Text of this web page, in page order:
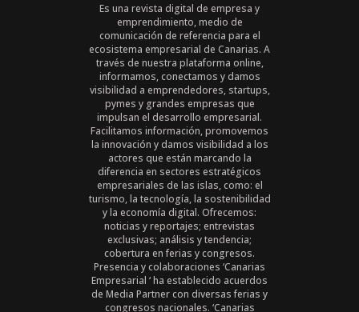
Es una revista digital de empresa y
emprendimiento, medio de
comunicación de referencia para el
ecosistema empresarial de Canarias. A
través de nuestra plataforma online,
informamos, conectamos y damos
visibilidad a emprendedores, startups,
pymes y grandes empresas que
impulsan el desarrollo empresarial.
Facilitamos información, promovemos
la innovación y damos visibilidad a los
actores que están marcando la
diferencia en sectores estratégicos
empresariales de las islas, como: el
turismo, la tecnología, la sostenibilidad
y la economía digital. Ofrecemos:
noticias y reportajes; entrevistas
exclusivas; análisis y tendencia;
cobertura en ferias y congresos.
Presencia y colaboraciones ‘Canarias
Empresarial ‘ ha establecido acuerdos
de Media Partner con diversas ferias y
congresos nacionales. ‘Canarias